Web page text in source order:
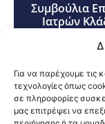
Για να παρέχουμε τις
τεχνολογίες όπως
σε πληροφορίες
μας επιτρέψει να
Συμβούλια
Ιατρών
Συμβούλια
Ιατρών